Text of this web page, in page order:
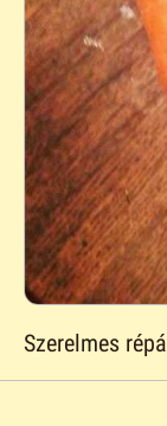
Szerelmes